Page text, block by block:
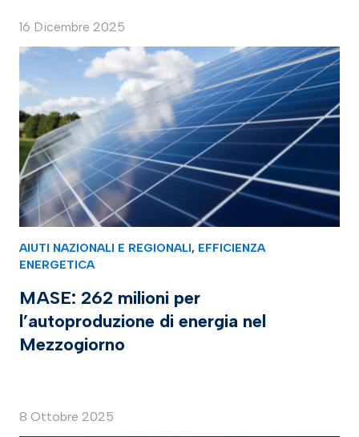
16 Dicembre 2025
AIUTI NAZIONALI E REGIONALI, EFFICIENZA
ENERGETICA
MASE: 262 milioni per
l’autoproduzione di energia nel
Mezzogiorno
8 Ottobre 2025